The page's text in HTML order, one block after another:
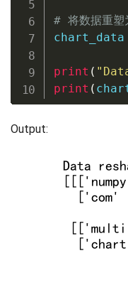
# 将数据重塑
chart_data
print (
print (
Output: